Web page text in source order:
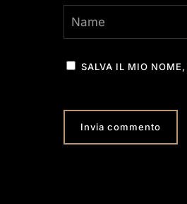
SALVA IL MIO